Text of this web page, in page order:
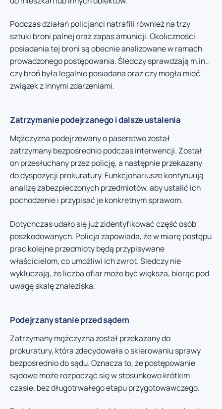
Podczas działań policjanci natrafili również na trzy
sztuki broni palnej oraz zapas amunicji. Okoliczności
posiadania tej broni są obecnie analizowane w ramach
prowadzonego postępowania. Śledczy sprawdzają m.in.,
czy broń była legalnie posiadana oraz czy mogła mieć
związek z innymi zdarzeniami.
Zatrzymanie podejrzanego i dalsze ustalenia
Mężczyzna podejrzewany o paserstwo został
zatrzymany bezpośrednio podczas interwencji. Został
on przesłuchany przez policję, a następnie przekazany
do dyspozycji prokuratury. Funkcjonariusze kontynuują
analizę zabezpieczonych przedmiotów, aby ustalić ich
pochodzenie i przypisać je konkretnym sprawom.
Dotychczas udało się już zidentyfikować część osób
poszkodowanych. Policja zapowiada, że w miarę postępu
prac kolejne przedmioty będą przypisywane
właścicielom, co umożliwi ich zwrot. Śledczy nie
wykluczają, że liczba ofiar może być większa, biorąc pod
uwagę skalę znaleziska.
Podejrzany stanie przed sądem
Zatrzymany mężczyzna został przekazany do
prokuratury, która zdecydowała o skierowaniu sprawy
bezpośrednio do sądu. Oznacza to, że postępowanie
sądowe może rozpocząć się w stosunkowo krótkim
czasie, bez długotrwałego etapu przygotowawczego.